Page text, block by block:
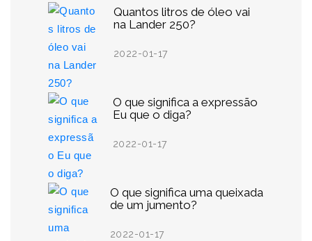
Quantos litros de óleo vai
na Lander 250?
2022-01-17
O que significa a expressão
Eu que o diga?
2022-01-17
O que significa uma queixada
de um jumento?
2022-01-17